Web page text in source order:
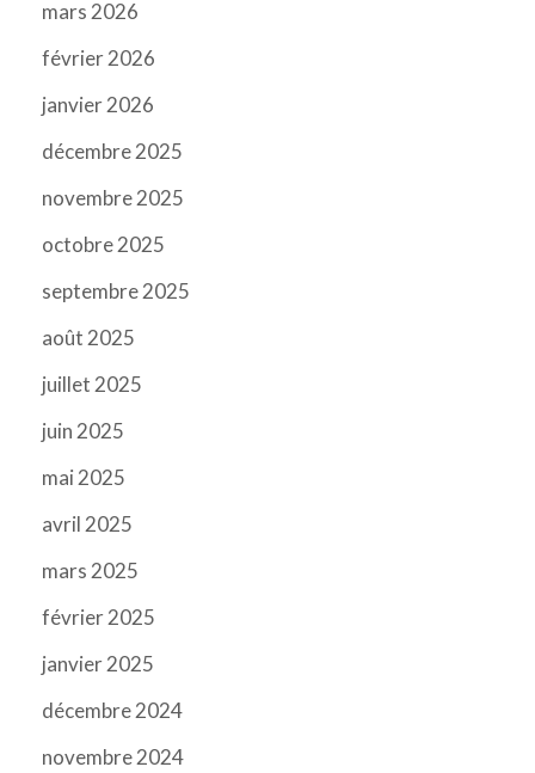
mars 2026
février 2026
janvier 2026
décembre 2025
novembre 2025
octobre 2025
septembre 2025
août 2025
juillet 2025
juin 2025
mai 2025
avril 2025
mars 2025
février 2025
janvier 2025
décembre 2024
novembre 2024